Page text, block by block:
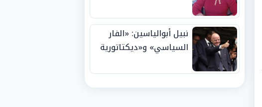
الجوائز منذ الصغر
نبيل أبوالياسين: «الفار
السياسي» و«ديكتاتورية
الفيفا».. وإقالة